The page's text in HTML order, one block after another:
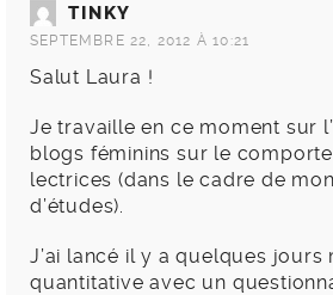
TINKY
SEPTEMBRE 22, 2012 À 10:21
Salut Laura !
Je travaille en ce moment sur
blogs féminins sur le
lectrices (dans le cadre de
d’études).
J’ai lancé il y a quelques jours
quantitative avec un